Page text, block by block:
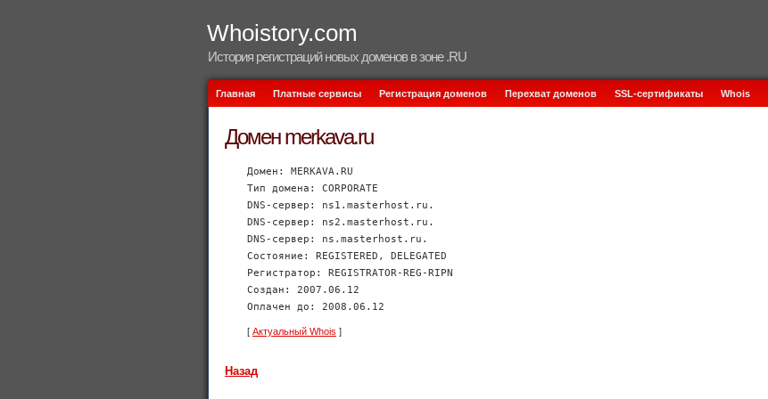
Whoistory.com
История регистраций новых доменов в зоне .RU
Главная Платные сервисы Регистрация доменов Перехват доменов SSL-сертификаты Whois
Домен merkava.ru
Домен: MERKAVA.RU
Тип домена: CORPORATE
DNS-сервер: ns1.masterhost.ru.
DNS-сервер: ns2.masterhost.ru.
DNS-сервер: ns.masterhost.ru.
Состояние: REGISTERED, DELEGATED
Регистратор: REGISTRATOR-REG-RIPN
Создан: 2007.06.12
Оплачен до: 2008.06.12
[ Актуальный Whois ]
Назад